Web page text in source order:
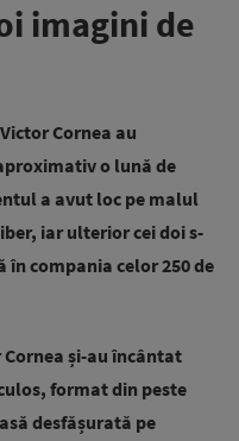
imagini de
Cornea au
o lună de
a avut loc pe malul
iar ulterior cei doi s-
compania celor 250 de
și-au încântat
format din peste
desfășurată pe